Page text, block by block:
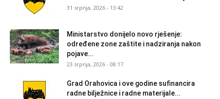
31 srpnja, 2026 - 13:42
Ministarstvo donijelo novo rješenje:
određene zone zaštite i nadziranja nakon
pojave...
23 srpnja, 2026 - 08:17
Grad Orahovica i ove godine sufinancira
radne bilježnice i radne materijale...